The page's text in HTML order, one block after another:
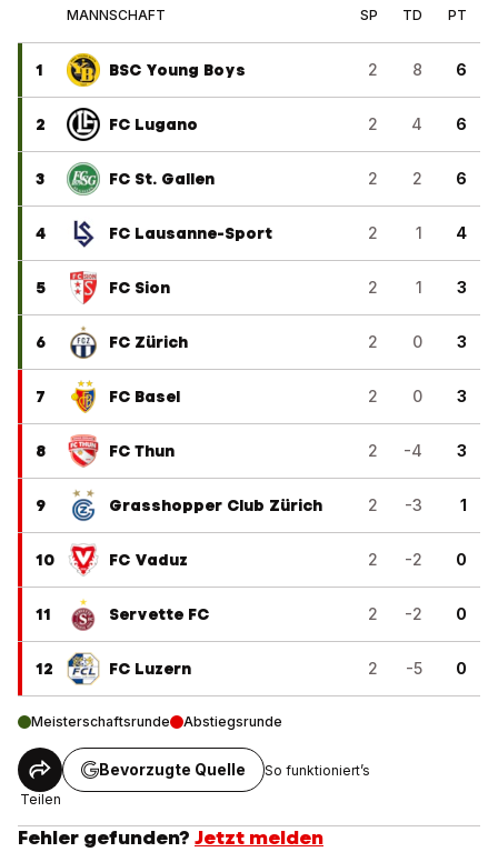
MANNSCHAFT SP TD PT
1 BSC Young Boys 2 8 6
2 FC Lugano 2 4 6
3 FC St. Gallen 2 2 6
4 FC Lausanne-Sport 2 1 4
5 FC Sion 2 1 3
6 FC Zürich 2 0 3
7 FC Basel 2 0 3
8 FC Thun 2 -4 3
9 Grasshopper Club Zürich 2 -3 1
10 FC Vaduz 2 -2 0
11 Servette FC 2 -2 0
12 FC Luzern 2 -5 0
Meisterschaftsrunde Abstiegsrunde
Teilen
Bevorzugte Quelle So funktioniert’s
Fehler gefunden? Jetzt melden